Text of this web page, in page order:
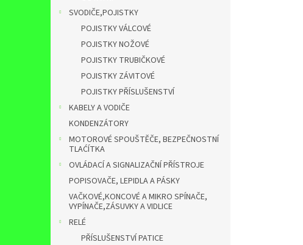
SVODIČE,POJISTKY
POJISTKY VÁLCOVÉ
POJISTKY NOŽOVÉ
POJISTKY TRUBIČKOVÉ
POJISTKY ZÁVITOVÉ
POJISTKY PŘÍSLUŠENSTVÍ
KABELY A VODIČE
KONDENZÁTORY
MOTOROVÉ SPOUŠTĚČE, BEZPEČNOSTNÍ
TLAĆÍTKA
OVLÁDACÍ A SIGNALIZAČNÍ PŘÍSTROJE
POPISOVAČE, LEPIDLA A PÁSKY
VAČKOVÉ,KONCOVÉ A MIKRO SPÍNAČE,
VYPÍNAČE,ZÁSUVKY A VIDLICE
RELÉ
PŘÍSLUŠENSTVÍ PATICE